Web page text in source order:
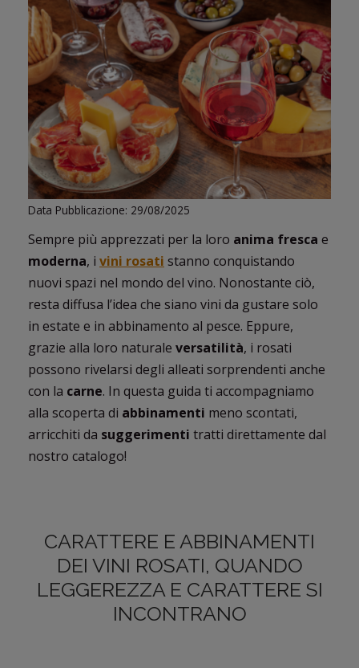
GIFT
CARD
BLOG
ACCEDI
Data Pubblicazione: 29/08/2025
Sempre più apprezzati per la loro anima fresca e
moderna, i vini rosati stanno conquistando
nuovi spazi nel mondo del vino. Nonostante ciò,
resta diffusa l’idea che siano vini da gustare solo
in estate e in abbinamento al pesce. Eppure,
grazie alla loro naturale versatilità, i rosati
possono rivelarsi degli alleati sorprendenti anche
con la carne. In questa guida ti accompagniamo
alla scoperta di abbinamenti meno scontati,
arricchiti da suggerimenti tratti direttamente dal
nostro catalogo!
CARATTERE E ABBINAMENTI
DEI VINI ROSATI, QUANDO
LEGGEREZZA E CARATTERE SI
INCONTRANO